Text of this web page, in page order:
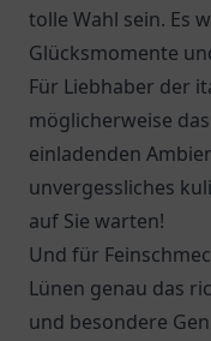
tolle Wahl sein. Es
Glücksmomente
Für Liebhaber der
möglicherweise das
einladenden
unvergessliches
auf Sie warten!
Und für
Lünen genau das
und besondere